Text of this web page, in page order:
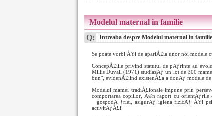
Modelul maternal in familie
Q: Intreaba despre Modelul maternal in familie
Se poate vorbi ÅŸi de apariÅ£ia unor noi modele
ConcepÅ£iile privind statutul de pÄƒrinte au
Millis Duvall (1971) studiazÄƒ un lot de 300
bun", evidenÅ£iind existenÅ£a a douÄƒ modele
Modelul mamei tradiÅ£ionale impune prin
comportarea copiilor, Ã®n raport cu orientÄƒrile
gospodÄ ƒriei, asigurÄƒ igiena fizicÄƒ ÅŸi
activitÄƒÅ£i.